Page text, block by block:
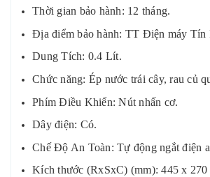
Thời gian bảo hành: 12 tháng.
Địa điểm bảo hành: TT Điện máy Tín
Dung Tích: 0.4 Lít.
Chức năng: Ép nước trái cây, rau củ
Phím Điều Khiển: Nút nhấn cơ.
Dây điện: Có.
Chế Độ An Toàn: Tự động ngắt điện
Kích thước (RxSxC) (mm): 445 x 270